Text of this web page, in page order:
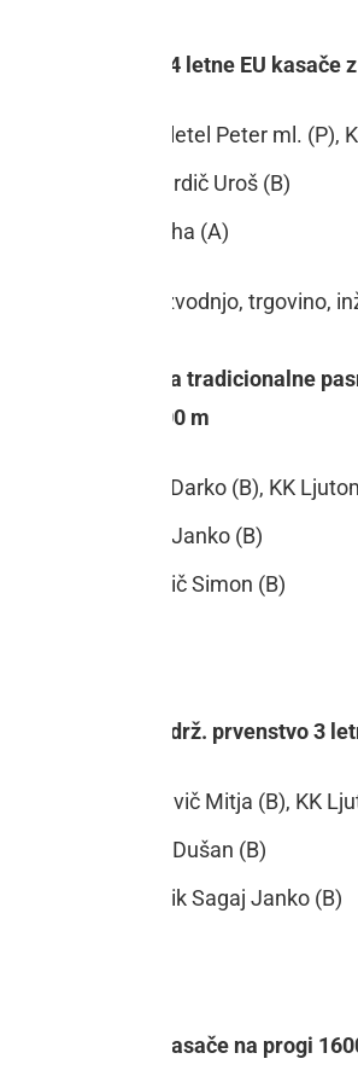
handicap za 3-14 letne EU
voznik Zaletel Peter ml.
BE; voznik Bernardič Uroš (B)
voznik Ivanuša Miha (A)
podjetje za proizvodnjo, trgovino,
pomena tradicionalne
LK na progi 2100 m
voznik Sodec Darko (B), KK
voznik Sagaj Janko (B)
AS; voznik Slavič Simon (B)
kvalifikacijo za drž. prvenstvo 3
MS; voznik Slavič Mitja (B), KK
GL; voznik Zorko Dušan (B)
DREAM; voznik Sagaj Janko (B)
za 3-14 letne kasače na progi